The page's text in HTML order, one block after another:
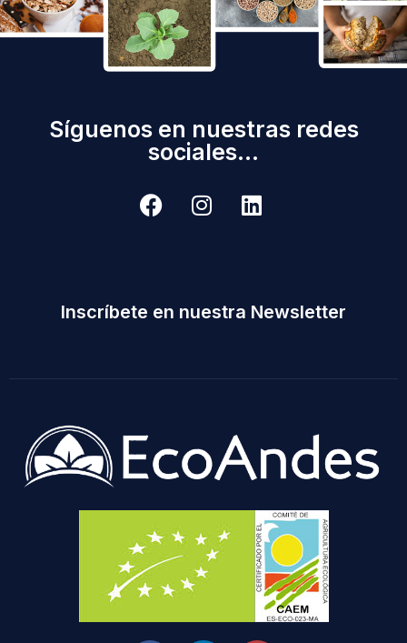
Síguenos en nuestras redes
sociales...
Inscríbete en nuestra Newsletter